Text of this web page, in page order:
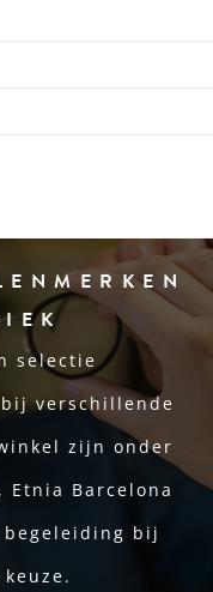
selectie
verschillende
zijn onder
Etnia Barcelona
bij